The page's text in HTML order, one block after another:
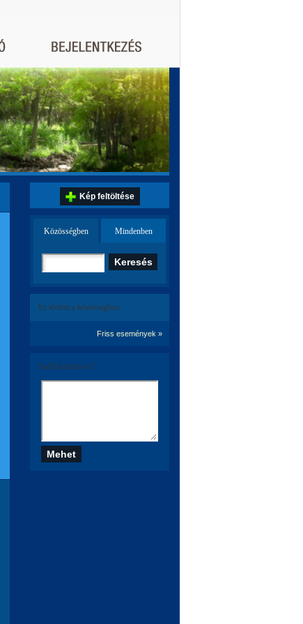
Kép feltöltése
Közösségben Mindenben
Ez történt a közösségben:
Friss események »
Szólj hozzá te is!